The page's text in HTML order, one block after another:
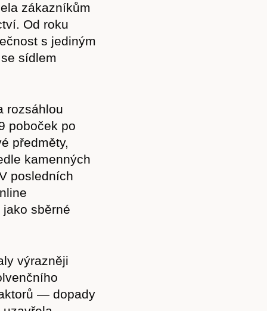
zákazníkům
Od roku
s jediným
sídlem
rozsáhlou
poboček po
předměty,
kamenných
posledních
sběrné
výrazněji
— dopady